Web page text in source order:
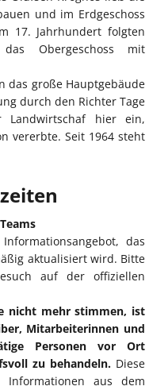
und im Erdgeschoss
17. Jahrhundert folgten
Obergeschoss mit
das große Hauptgebäude
durch den Richter Tage
Landwirtschaf hier ein,
vererbte. Seit 1964 steht
das
aktualisiert wird. Bitte
auf der offiziellen
nicht mehr stimmen, ist
Mitarbeiterinnen und
Personen vor Ort
zu behandeln. Diese
aus dem